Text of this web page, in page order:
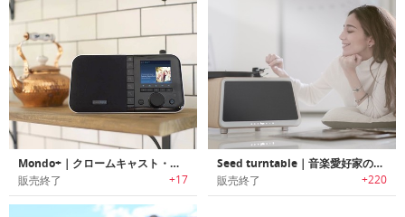
Mondo+｜クロームキャスト・アラームクロック機能搭載インターネットラジオポータブルBluetoothスピーカー「モンドプラス」
販売終了 +17
Seed turntable｜音楽愛好家の為にデザインされたオールインワンターンテーブルシステム「シード」
販売終了 +220